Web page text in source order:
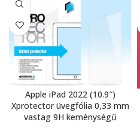
Apple iPad 2022 (10.9″)
Xprotector üvegfólia 0,33 mm
vastag 9H keménységű